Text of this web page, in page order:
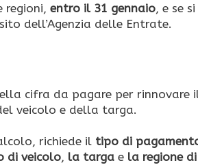
entro il 31 gennaio, e se si
dell’Agenzia delle Entrate.
cifra da pagare per rinnovare
veicolo e della targa.
richiede il tipo di
di veicolo, la targa e la regione di